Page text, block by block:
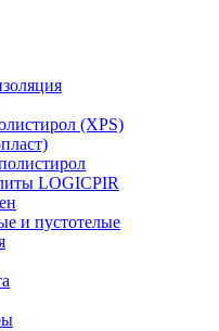
(XPS)
LOGICPIR
и пустотелые